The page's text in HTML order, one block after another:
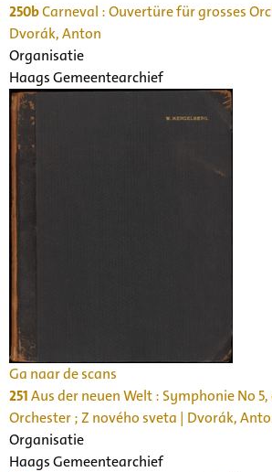
250bCarneval : Ouvertüre für grosses
Dvorák, Anton
Organisatie
Haags Gemeentearchief
Ga naar de scans
251Aus der neuen Welt : Symphonie No
Orchester ; Z nového sveta | Dvorák,
Organisatie
Haags Gemeentearchief